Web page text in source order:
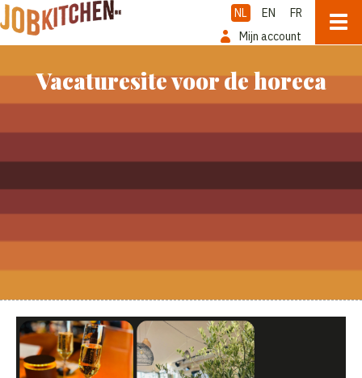
NL EN
FR
Mijn account
Vacaturesite voor de horeca